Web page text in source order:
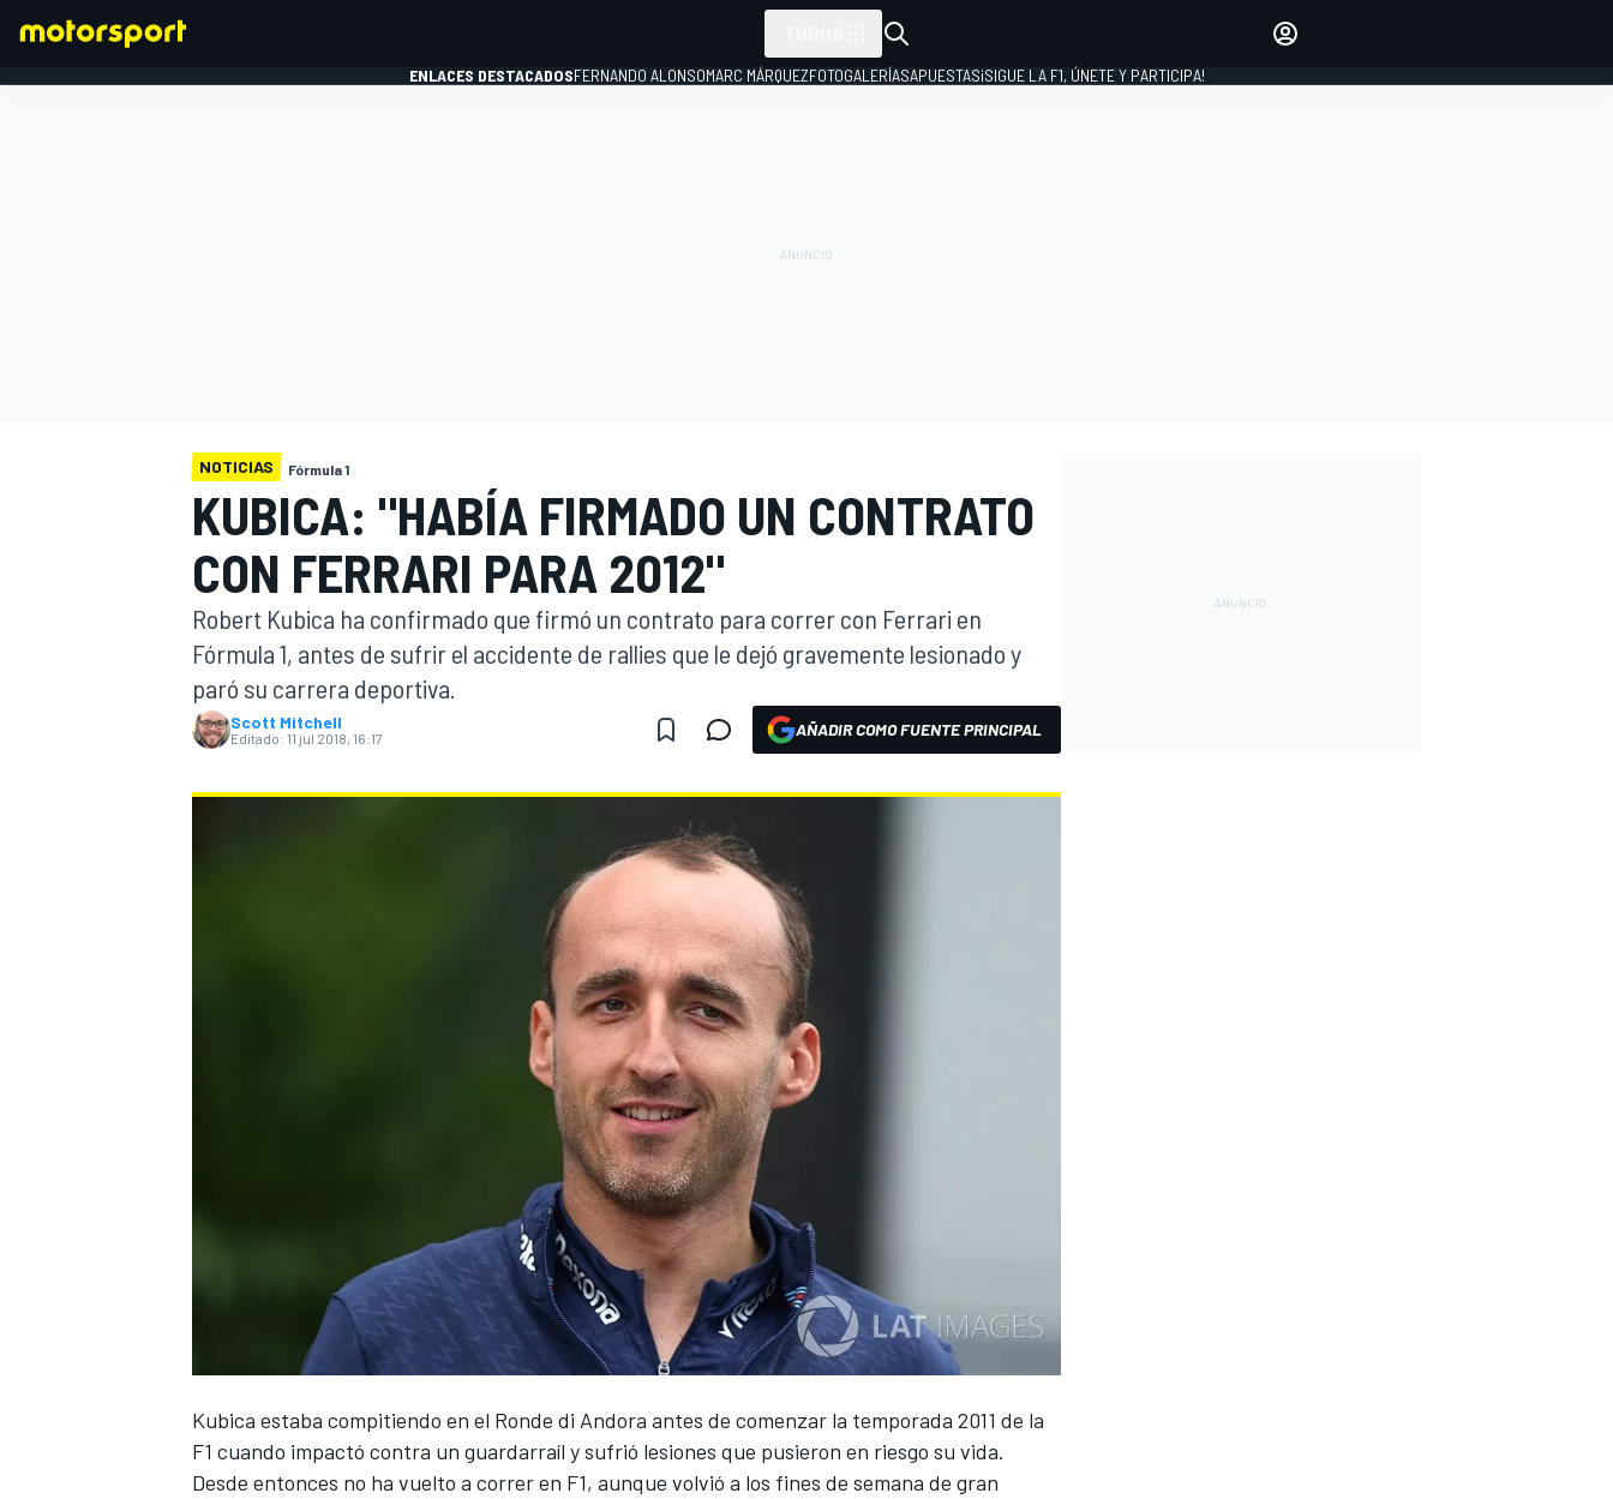
ENLACES DESTACADOSFERNANDO ALONSOMARC MÁRQUEZFOTOGALERÍASAPUESTAS¡SIGUE LA F1, ÚNETE Y PARTICIPA!
NOTICIAS Fórmula 1
KUBICA: "HABÍA FIRMADO UN CONTRATO
CON FERRARI PARA 2012"
Robert Kubica ha confirmado que firmó un contrato para correr con Ferrari en
Fórmula 1, antes de sufrir el accidente de rallies que le dejó gravemente lesionado y
paró su carrera deportiva.
Scott Mitchell
Editado: 11 jul 2018, 16:17 AÑADIR COMO FUENTE PRINCIPAL
Kubica estaba compitiendo en el Ronde di Andora antes de comenzar la temporada 2011 de la
F1 cuando impactó contra un guardarraíl y sufrió lesiones que pusieron en riesgo su vida.
Desde entonces no ha vuelto a correr en F1, aunque volvió a los fines de semana de gran